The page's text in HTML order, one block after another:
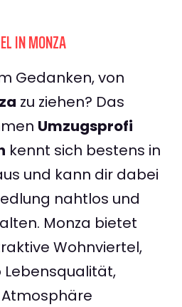
IN MONZA
Gedanken, von
zu ziehen? Das
Umzugsprofi
kennt sich bestens in
und kann dir dabei
nahtlos und
Monza bietet
Wohnviertel,
Lebensqualität,